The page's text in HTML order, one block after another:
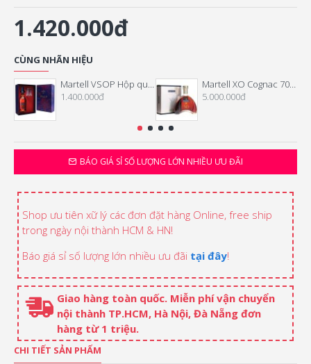
1.420.000đ
BÁO GIÁ SỈ SỐ LƯỢNG LỚN NHIỀU ƯU ĐÃI
CÙNG NHÃN HIỆU
Martell VSOP Hộp quà Tết 2024
1.400.000đ
Martell XO Cognac 700ml
5.000.000đ
Shop ưu tiên xữ lý các đơn đặt hàng Online, free ship
trong ngày nội thành HCM & HN!
Báo giá sỉ số lượng lớn nhiều ưu đãi tại đây!
Giao hàng toàn quốc. Miễn phí vận chuyển
nội thành TP.HCM, Hà Nội, Đà Nẵng đơn
hàng từ 1 triệu.
CHI TIẾT SẢN PHẨM